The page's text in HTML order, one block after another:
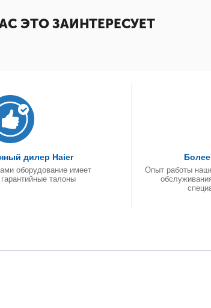
ЭТО ЗАИНТЕРЕСУЕТ
дилер Haier
оборудование имеет
талоны
Опыт работы